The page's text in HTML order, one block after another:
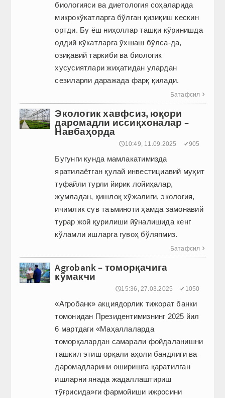
биологияси ва диетология соҳаларида
микрокўкатларга бўлган қизиқиш кескин
ортди. Бу ёш ниҳоллар ташқи кўринишда
оддий кўкатларга ўхшаш бўлса-да,
озиқавий таркиби ва биологик
хусусиятлари жиҳатидан улардан
сезиларли даражада фарқ қилади.
Батафсил 
Экологик хавфсиз, юқори
даромадли иссиқхоналар –
Навбаҳорда
🕔10:49, 11.09.2025 ✔905
Бугунги кунда мамлакатимизда
яратилаётган қулай инвестициавий муҳит
туфайли турли йирик лойиҳалар,
жумладан, қиш­лоқ хўжалиги, экология,
ичимлик сув таъминоти ҳамда замонавий
турар жой қурилиши йўналишида кенг
кўламли ишларга гувоҳ бўляпмиз.
Батафсил 
Agrobank – томорқачига
кўмакчи
🕔15:36, 27.03.2025 ✔1050
«Агробанк» акциядорлик тижорат банки
томонидан Президентимизнинг 2025 йил
6 мартдаги «Маҳаллаларда
томорқалардан самарали фойдаланишни
ташкил этиш орқали аҳоли бандлиги ва
даромадларини оширишга қаратилган
ишларни янада жадаллаштириш
тўғрисида»ги фармойиши ижросини